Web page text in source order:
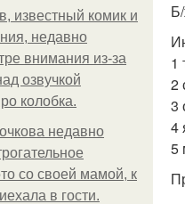
известный комик и
недавно
внимания из-за
озвучкой
колобка.
недавно
со своей мамой, к
в гости.
1
2
3
4
5